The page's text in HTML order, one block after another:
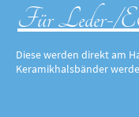
Für Leder-/
Diese werden direkt am
Keramikhalsbänder